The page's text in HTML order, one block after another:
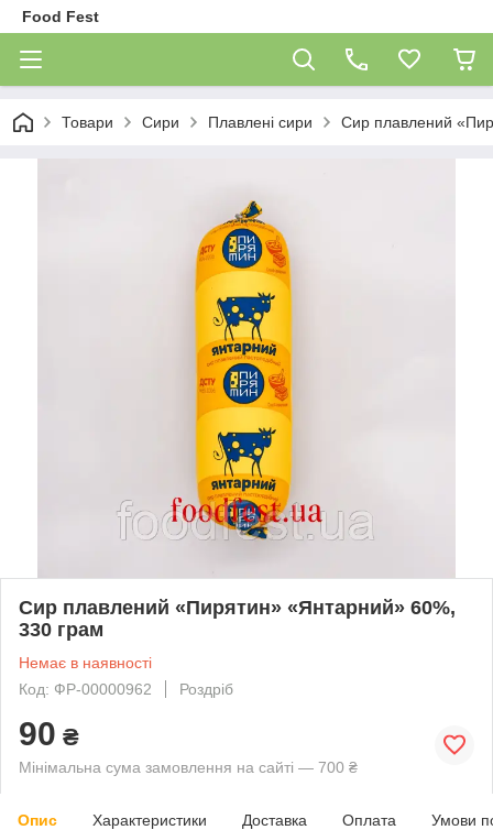
Food Fest
Товари Сири Плавлені сири Сир плавлений
Сир плавлений «Пирятин» «Янтарний» 60%,
330 грам
Немає в наявності
Код: ФР-00000962
Роздріб
90 ₴
Мінімальна сума замовлення на сайті — 700 ₴
Опис Характеристики Доставка Оплата Умови